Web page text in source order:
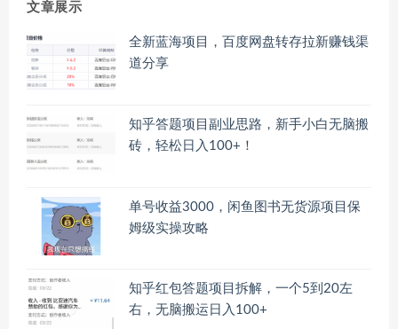
文章展示
全新蓝海项目，百度网盘转存拉新赚钱渠
道分享
知乎答题项目副业思路，新手小白无脑搬
砖，轻松日入100+！
单号收益3000，闲鱼图书无货源项目保
姆级实操攻略
知乎红包答题项目拆解，一个5到20左
右，无脑搬运日入100+